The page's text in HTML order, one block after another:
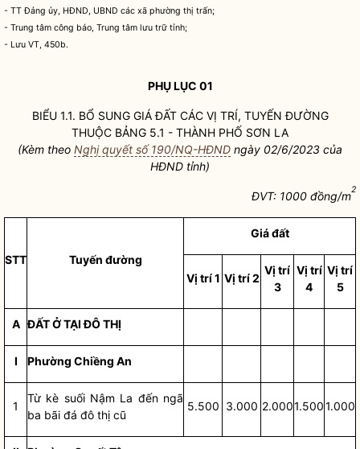
- TT Đảng ủy, HĐND, UBND các xã phường thị trấn;
- Trung tâm công báo, Trung tâm lưu trữ tỉnh;
- Lưu VT, 450b.
PHỤ LỤC 01
BIỂU 1.1. BỔ SUNG GIÁ ĐẤTCÁC VỊ TRÍ, TUYẾN ĐƯỜNG
THUỘC BẢNG 5.1 - THÀNH PHỐ SƠN LA
(Kèm theo Nghị quyết số 190/NQ-HĐND ngày 02/6/2023 của
HĐND tỉnh)
ĐVT: 1000 đồng/m2
STT Tuyến đường
Giá đất
Vị trí 1 Vị trí 2
Vị trí
3
Vị trí
4
Vị trí
5
A ĐẤT Ở TẠI ĐÔ THỊ
I Phường Chiềng An
1
Từ kè suối Nậm La đến ngã
ba bãi đá đô thị cũ
5.500 3.000 2.0001.5001.000